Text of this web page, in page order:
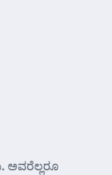
ಅವರೆಲ್ಲರೂ